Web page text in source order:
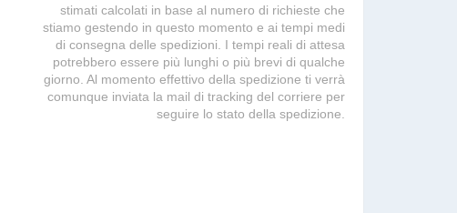
stimati calcolati in base al numero di richieste che
stiamo gestendo in questo momento e ai tempi medi
di consegna delle spedizioni. I tempi reali di attesa
potrebbero essere più lunghi o più brevi di qualche
giorno. Al momento effettivo della spedizione ti verrà
comunque inviata la mail di tracking del corriere per
seguire lo stato della spedizione.